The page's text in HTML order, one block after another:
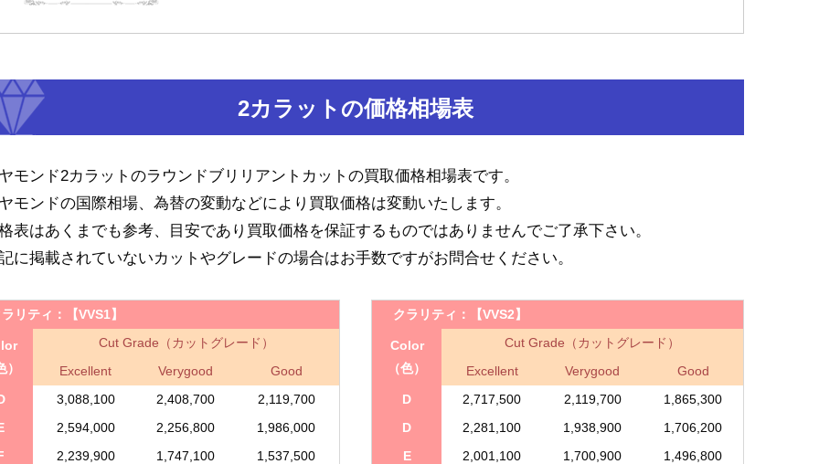
2カラットの価格相場表
モンド2カラットのラウンドブリリアントカットの買取価格相場表です。
モンドの国際相場、為替の変動などにより買取価格は変動いたします。
表はあくまでも参考、目安であり買取価格を保証するものではありませんでご了承下さい。
に掲載されていないカットやグレードの場合はお手数ですがお問合せください。
リティ： 【VVS1】
）
Cut Grade（カットグレード）
Excellent
Verygood
Good
3,088,100 2,408,700
2,119,700
2,594,000 2,256,800
1,986,000
2,239,900 1,747,100
1,537,500
クラリティ： 【VVS2】
Color
（色）
Cut Grade（カットグレード）
Excellent
Verygood
Good
D
2,717,500 2,119,700
1,865,300
D
2,281,100 1,938,900
1,706,200
E
2,001,100 1,700,900
1,496,800